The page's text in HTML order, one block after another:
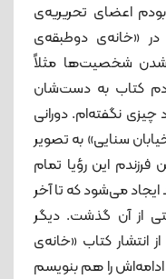
اعضای تحریریه‌ی
«خانه‌ی دوطبقه‌ی
شدن شخصیت‌ها مثلاً
کتاب به دست‌شان
نگفته‌ام. دورانی
سنایی» به تصویر
فرزندم این رؤیا تمام
می‌شود که تا آخر
از آن گذشت. دیگر
انتشار کتاب «خانه‌ی
را هم بنویسم